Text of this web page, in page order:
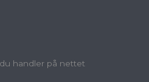
handler på nettet